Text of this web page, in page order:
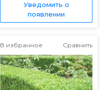
Уведомить о
появлении
В избранное Сравнить